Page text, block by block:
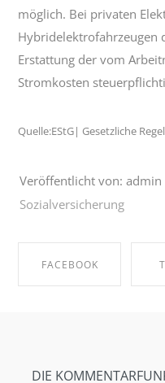
möglich. Bei privaten
Hybridelektrofahrzeugen
Erstattung der vom
Stromkosten
Quelle:EStG| Gesetzliche
Veröffentlicht von: admin
Sozialversicherung
FACEBOOK
DIE